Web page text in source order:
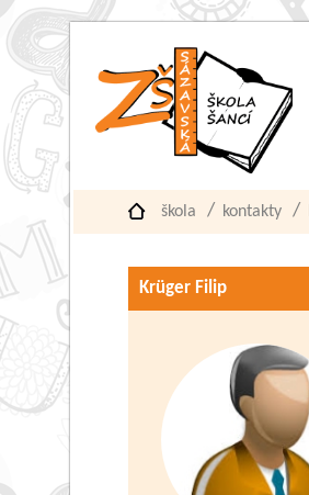
škola kontakty
Krüger Filip